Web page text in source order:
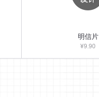
明信片
¥9.90